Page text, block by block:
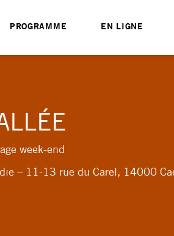
PROGRAMME EN LIGNE
week-end
– 11-13 rue du Carel, 14000